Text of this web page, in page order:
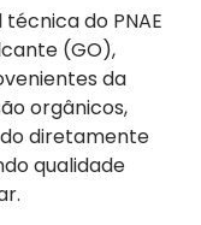
do PNAE
(GO),
da
orgânicos,
diretamente
qualidade